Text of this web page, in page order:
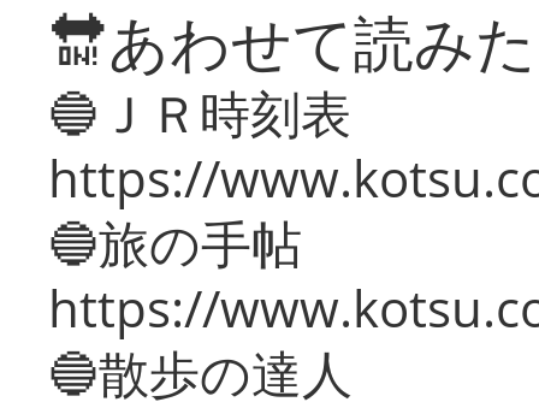
🔛あわせて読み
🔵ＪＲ時刻表
https://
🔵旅の手帖
https://
🔵散歩の達人